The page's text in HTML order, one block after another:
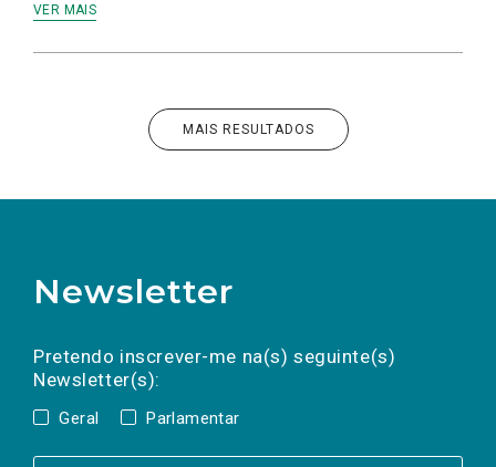
VER MAIS
MAIS RESULTADOS
Newsletter
Pretendo inscrever-me na(s) seguinte(s)
Newsletter(s):
Geral Parlamentar
a(s) newsletter(s).
mail